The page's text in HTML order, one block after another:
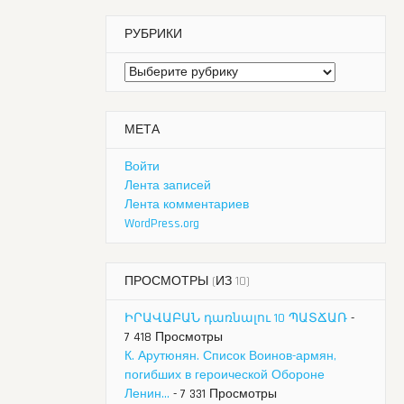
РУБРИКИ
Рубрики
МЕТА
Войти
Лента записей
Лента комментариев
WordPress.org
ПРОСМОТРЫ (ИЗ 10)
ԻՐԱՎԱԲԱՆ դառնալու 10 ՊԱՏՃԱՌ -
7 418 Просмотры
К. Арутюнян. Список Воинов-армян,
погибших в героической Обороне
Ленин... - 7 331 Просмотры